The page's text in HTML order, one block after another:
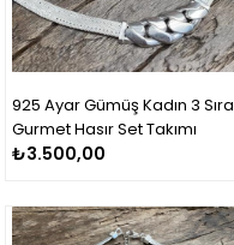
925 Ayar Gümüş Kadın 3 Sıra
Gurmet Hasır Set Takımı
₺3.500,00